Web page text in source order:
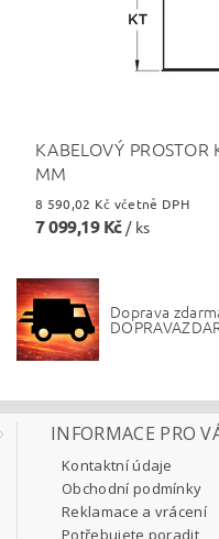
KABELOVÝ
MM
8 590,02 Kč včetně DPH
7 099,19 Kč / ks
Doprava
INFORMACE PRO
Kontaktní údaje
Obchodní podmínky
Reklamace a vrácení
Potřebujete poradit